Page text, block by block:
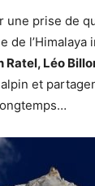
prise de
de
Ratel, Léo
et